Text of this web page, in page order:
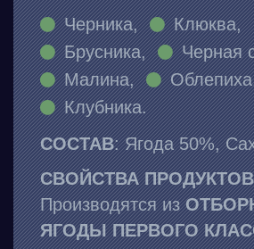
Черника,
Клюква,
Брусника,
Черная
Малина,
Клубника.
СОСТАВ: Ягода 50%,
СВОЙСТВА ПРОДУКТОВ
Производятся из
ЯГОДЫ ПЕРВОГО